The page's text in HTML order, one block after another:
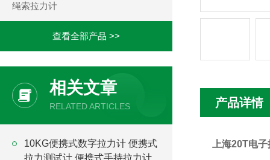
绳索拉力计
查看全部产品 >>
相关文章
RELATED ARTICLES
10KG便携式数字拉力计 便携式
拉力测试计 便携式手持拉力计
产品详情
上海20T电